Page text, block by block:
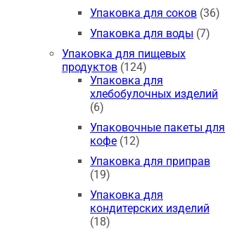
Упаковка для соков (36)
Упаковка для воды (7)
Упаковка для пищевых
продуктов (124)
Упаковка для
хлебобулочных изделий
(6)
Упаковочные пакеты для
кофе (12)
Упаковка для приправ
(19)
Упаковка для
кондитерских изделий
(18)